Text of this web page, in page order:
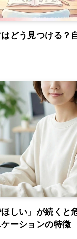
どう見つける？
ほしい」が続くと
ーションの特徴